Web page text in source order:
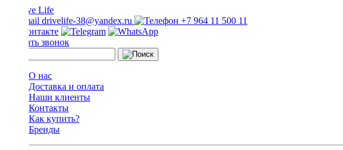
drivelife-38@yandex.ru +7 964 11 500 11
Заказать звонок
О нас
Доставка и оплата
Наши клиенты
Контакты
Как купить?
Бренды